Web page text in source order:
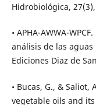
Hidrobiológica,
• APHA-AWWA-
análisis de las
Ediciones Diaz de
• Bucas, G., &
vegetable oils and